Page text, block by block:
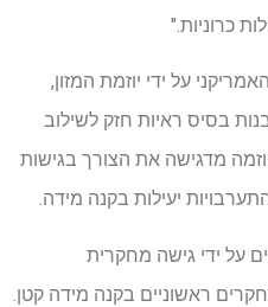
כרוניות."
על ידי יוזמת המזון,
2023, נועד לבנות בסיס ראיות חזק לשילוב
מדגישה את הצורך בגישות
יעילות בקנה מידה.
על ידי גישה מחקרית
שהחלה במימון 23 מחקרים ראשוניים בקנה מידה קטן.